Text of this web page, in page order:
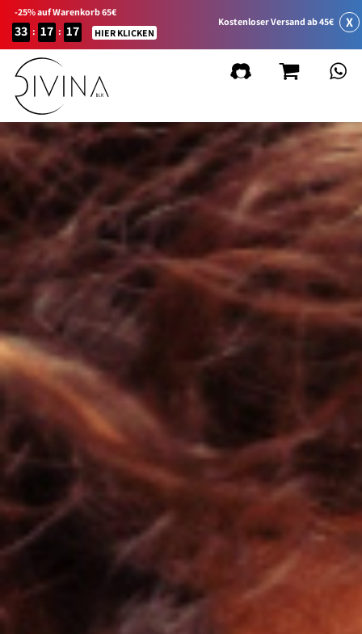
-25% auf Warenkorb 65€
33 : 17 : 17 HIER KLICKEN
Kostenloser Versand ab 45€ X
FILTER
FILTER_LINEA_PRODOTTO
Natural&Amazing
Curly Summer
Curl Balance
Baby Curly
Sport&Go
GIFT_CARD
Produkt-KIT
im Sonderangebot
im Sonderangebot
nach Haartyp
nach Wirkung